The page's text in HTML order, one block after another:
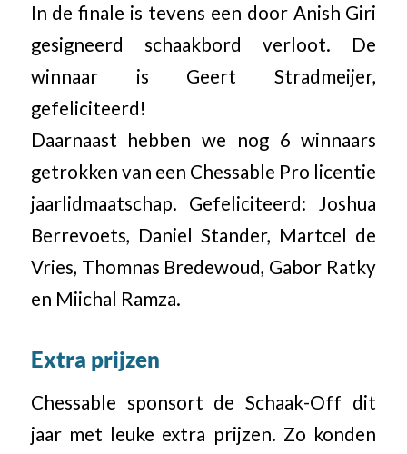
In de finale is tevens een door Anish Giri
gesigneerd schaakbord verloot. De
winnaar is Geert Stradmeijer,
gefeliciteerd!
Daarnaast hebben we nog 6 winnaars
getrokken van een Chessable Pro licentie
jaarlidmaatschap. Gefeliciteerd: Joshua
Berrevoets, Daniel Stander, Martcel de
Vries, Thomnas Bredewoud, Gabor Ratky
en Miichal Ramza.
Extra prijzen
Chessable sponsort de Schaak-Off dit
jaar met leuke extra prijzen. Zo konden